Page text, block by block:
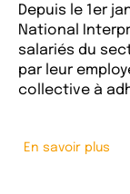
Depuis le 1er
National
salariés du
par leur
collective à
En savoir plus